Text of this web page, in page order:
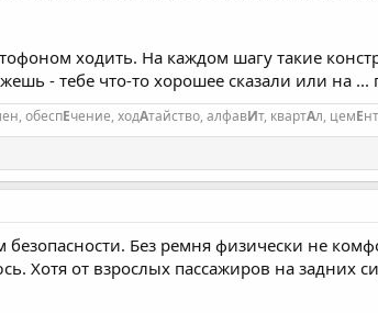
ходить. На каждом шагу такие
- тебе что-то хорошее сказали или на ...
обеспЕчение, ходАтайство, алфавИт, квартАл, цемЕ
Без ремня физически не
Хотя от взрослых пассажиров на задних